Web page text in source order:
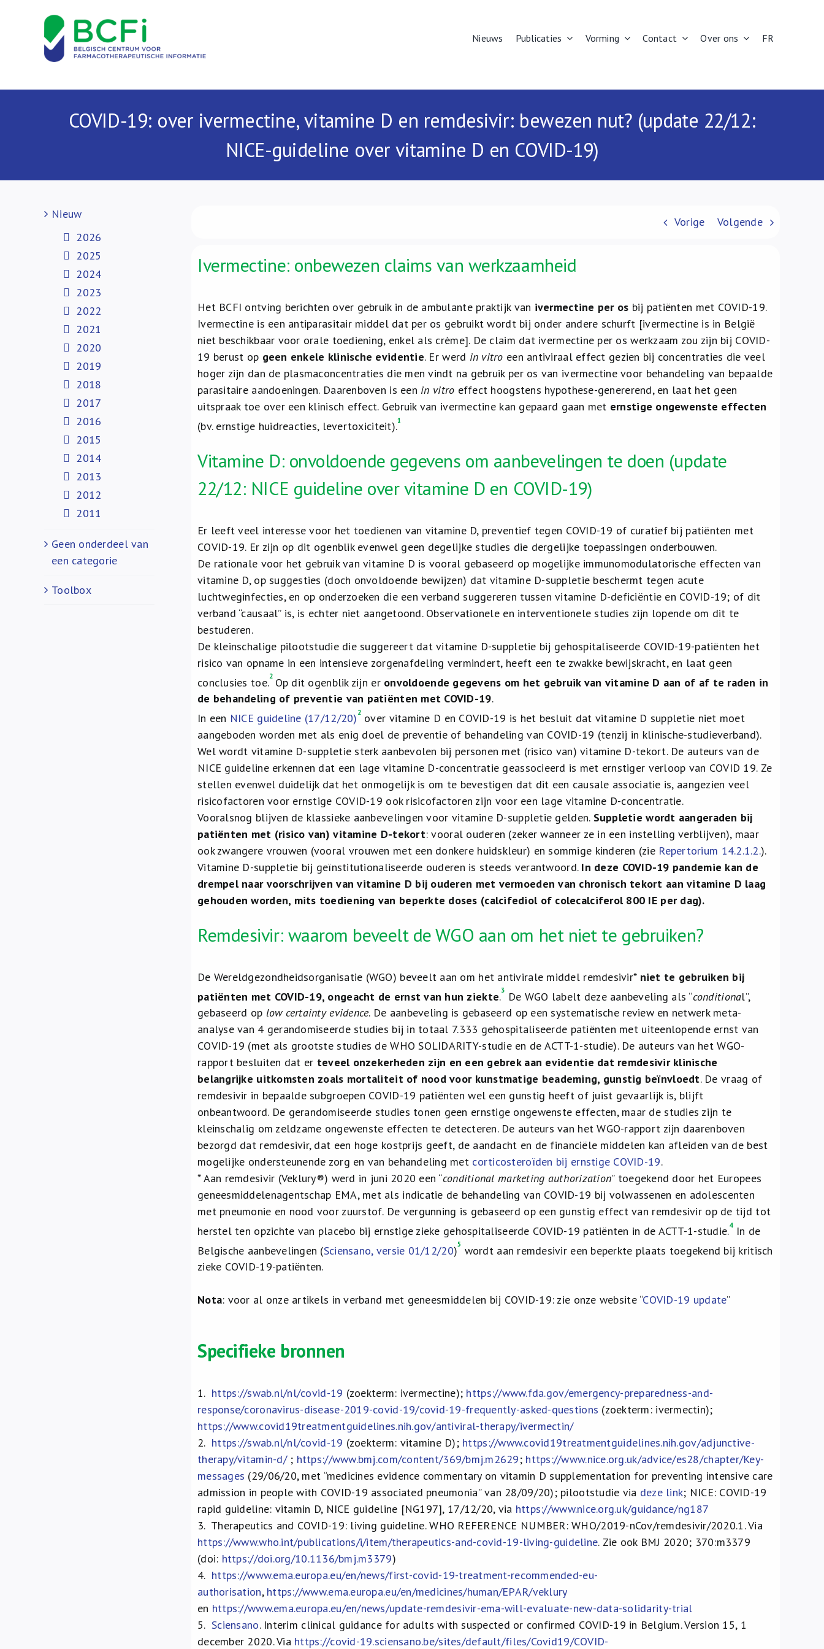
Nieuws Publicaties Vorming Contact Over ons FR
COVID-19: over ivermectine, vitamine D en remdesivir: bewezen nut? (update 22/12:
NICE-guideline over vitamine D en COVID-19)
Vorige Volgende
Ivermectine: onbewezen claims van werkzaamheid
Het BCFI ontving berichten over gebruik in de ambulante praktijk van ivermectine per os bij patiënten met COVID-19.
Ivermectine is een antiparasitair middel dat per os gebruikt wordt bij onder andere schurft [ivermectine is in België
niet beschikbaar voor orale toediening, enkel als crème]. De claim dat ivermectine per os werkzaam zou zijn bij COVID-
19 berust op geen enkele klinische evidentie. Er werd in vitro een antiviraal effect gezien bij concentraties die veel
hoger zijn dan de plasmaconcentraties die men vindt na gebruik per os van ivermectine voor behandeling van bepaalde
parasitaire aandoeningen. Daarenboven is een in vitro effect hoogstens hypothese-genererend, en laat het geen
uitspraak toe over een klinisch effect. Gebruik van ivermectine kan gepaard gaan met ernstige ongewenste effecten
(bv. ernstige huidreacties, levertoxiciteit).1
Vitamine D: onvoldoende gegevens om aanbevelingen te doen (update
22/12: NICE guideline over vitamine D en COVID-19)
Er leeft veel interesse voor het toedienen van vitamine D, preventief tegen COVID-19 of curatief bij patiënten met
COVID-19. Er zijn op dit ogenblik evenwel geen degelijke studies die dergelijke toepassingen onderbouwen.
De rationale voor het gebruik van vitamine D is vooral gebaseerd op mogelijke immunomodulatorische effecten van
vitamine D, op suggesties (doch onvoldoende bewijzen) dat vitamine D-suppletie beschermt tegen acute
luchtweginfecties, en op onderzoeken die een verband suggereren tussen vitamine D-deficiëntie en COVID-19; of dit
verband “causaal” is, is echter niet aangetoond. Observationele en interventionele studies zijn lopende om dit te
bestuderen.
De kleinschalige pilootstudie die suggereert dat vitamine D-suppletie bij gehospitaliseerde COVID-19-patiënten het
risico van opname in een intensieve zorgenafdeling vermindert, heeft een te zwakke bewijskracht, en laat geen
conclusies toe.2 Op dit ogenblik zijn er onvoldoende gegevens om het gebruik van vitamine D aan of af te raden in
de behandeling of preventie van patiënten met COVID-19.
In een NICE guideline (17/12/20) 2over vitamine D en COVID-19 is het besluit dat vitamine D suppletie niet moet
aangeboden worden met als enig doel de preventie of behandeling van COVID-19 (tenzij in klinische-studieverband).
Wel wordt vitamine D-suppletie sterk aanbevolen bij personen met (risico van) vitamine D-tekort. De auteurs van de
NICE guideline erkennen dat een lage vitamine D-concentratie geassocieerd is met ernstiger verloop van COVID 19. Ze
stellen evenwel duidelijk dat het onmogelijk is om te bevestigen dat dit een causale associatie is, aangezien veel
risicofactoren voor ernstige COVID-19 ook risicofactoren zijn voor een lage vitamine D-concentratie.
Vooralsnog blijven de klassieke aanbevelingen voor vitamine D-suppletie gelden. Suppletie wordt aangeraden bij
patiënten met (risico van) vitamine D-tekort: vooral ouderen (zeker wanneer ze in een instelling verblijven), maar
ook zwangere vrouwen (vooral vrouwen met een donkere huidskleur) en sommige kinderen (zie Repertorium 14.2.1.2.).
Vitamine D-suppletie bij geïnstitutionaliseerde ouderen is steeds verantwoord. In deze COVID-19 pandemie kan de
drempel naar voorschrijven van vitamine D bij ouderen met vermoeden van chronisch tekort aan vitamine D laag
gehouden worden, mits toediening van beperkte doses (calcifediol of colecalciferol 800 IE per dag).
Remdesivir: waarom beveelt de WGO aan om het niet te gebruiken?
De Wereldgezondheidsorganisatie (WGO) beveelt aan om het antivirale middel remdesivir* niet te gebruiken bij
patiënten met COVID-19, ongeacht de ernst van hun ziekte.3 De WGO labelt deze aanbeveling als “conditional”,
gebaseerd op low certainty evidence. De aanbeveling is gebaseerd op een systematische review en netwerk meta-
analyse van 4 gerandomiseerde studies bij in totaal 7.333 gehospitaliseerde patiënten met uiteenlopende ernst van
COVID-19 (met als grootste studies de WHO SOLIDARITY-studie en de ACTT-1-studie). De auteurs van het WGO-
rapport besluiten dat er teveel onzekerheden zijn en een gebrek aan evidentie dat remdesivir klinische
belangrijke uitkomsten zoals mortaliteit of nood voor kunstmatige beademing, gunstig beïnvloedt. De vraag of
remdesivir in bepaalde subgroepen COVID-19 patiënten wel een gunstig heeft of juist gevaarlijk is, blijft
onbeantwoord. De gerandomiseerde studies tonen geen ernstige ongewenste effecten, maar de studies zijn te
kleinschalig om zeldzame ongewenste effecten te detecteren. De auteurs van het WGO-rapport zijn daarenboven
bezorgd dat remdesivir, dat een hoge kostprijs geeft, de aandacht en de financiële middelen kan afleiden van de best
mogelijke ondersteunende zorg en van behandeling met corticosteroïden bij ernstige COVID-19.
* Aan remdesivir (Veklury®) werd in juni 2020 een “conditional marketing authorization” toegekend door het Europees
geneesmiddelenagentschap EMA, met als indicatie de behandeling van COVID-19 bij volwassenen en adolescenten
met pneumonie en nood voor zuurstof. De vergunning is gebaseerd op een gunstig effect van remdesivir op de tijd tot
herstel ten opzichte van placebo bij ernstige zieke gehospitaliseerde COVID-19 patiënten in de ACTT-1-studie.4In de
Belgische aanbevelingen (Sciensano, versie 01/12/20)5 wordt aan remdesivir een beperkte plaats toegekend bij kritisch
zieke COVID-19-patiënten.
Nota: voor al onze artikels in verband met geneesmiddelen bij COVID-19: zie onze website “COVID-19 update”
Specifieke bronnen
1. https://swab.nl/nl/covid-19 (zoekterm: ivermectine); https://www.fda.gov/emergency-preparedness-and-
response/coronavirus-disease-2019-covid-19/covid-19-frequently-asked-questions (zoekterm: ivermectin);
https://www.covid19treatmentguidelines.nih.gov/antiviral-therapy/ivermectin/
2. https://swab.nl/nl/covid-19 (zoekterm: vitamine D); https://www.covid19treatmentguidelines.nih.gov/adjunctive-
therapy/vitamin-d/; https://www.bmj.com/content/369/bmj.m2629; https://www.nice.org.uk/advice/es28/chapter/Key-
messages (29/06/20, met “medicines evidence commentary on vitamin D supplementation for preventing intensive care
admission in people with COVID-19 associated pneumonia” van 28/09/20); pilootstudie via deze link; NICE: COVID-19
rapid guideline: vitamin D, NICE guideline [NG197], 17/12/20, via https://www.nice.org.uk/guidance/ng187
3.Therapeutics and COVID-19: living guideline. WHO REFERENCE NUMBER: WHO/2019-nCov/remdesivir/2020.1. Via
https://www.who.int/publications/i/item/therapeutics-and-covid-19-living-guideline. Zie ook BMJ 2020; 370:m3379
(doi: https://doi.org/10.1136/bmj.m3379)
4. https://www.ema.europa.eu/en/news/first-covid-19-treatment-recommended-eu-
authorisation, https://www.ema.europa.eu/en/medicines/human/EPAR/veklury
en https://www.ema.europa.eu/en/news/update-remdesivir-ema-will-evaluate-new-data-solidarity-trial
5.Sciensano. Interim clinical guidance for adults with suspected or confirmed COVID-19 in Belgium. Version 15, 1
december 2020. Via https://covid-19.sciensano.be/sites/default/files/Covid19/COVID-
Nieuw
2026
2025
2024
2023
2022
2021
2020
2019
2018
2017
2016
2015
2014
2013
2012
2011
Geen onderdeel van
een categorie
Toolbox